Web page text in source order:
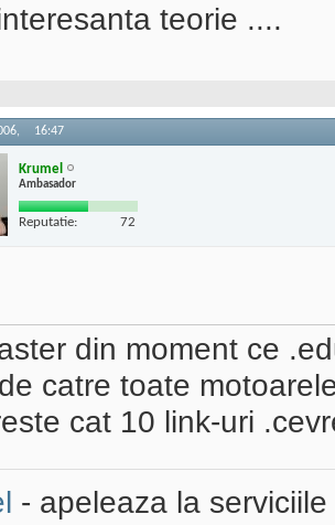
teorie ....
16:47
Krumel
Ambasador
Reputatie: 72
din moment ce
catre toate
cat 10 link-uri
- apeleaza la